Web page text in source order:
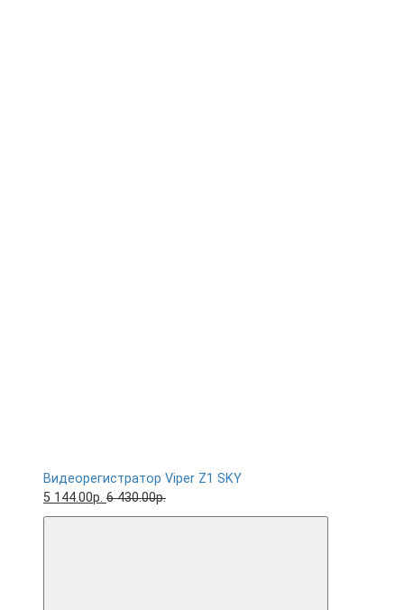
Видеорегистратор Viper Z1 SKY
5 144.00р. 6 430.00р.